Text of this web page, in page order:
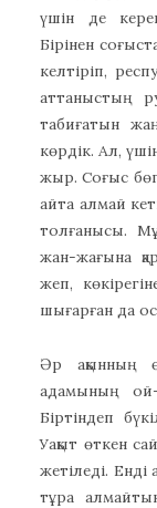
үшін де
Бірінен
келтіріп,
аттаныстың
табиғатын
көрдік. Ал,
жыр. Соғыс
айта алмай
толғанысы.
жан-жағына
жеп,
шығарған да
Әр ақынның
адамының ой-
Біртіндеп
Уақыт өткен
жетіледі.
тұра